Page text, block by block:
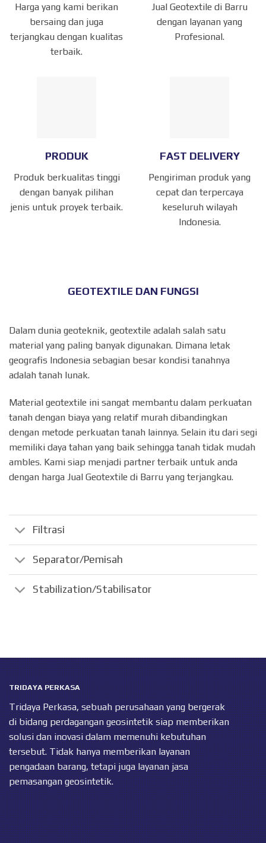
Harga yang kami berikan
bersaing dan juga
terjangkau dengan kualitas
terbaik.
Jual Geotextile di Barru
dengan layanan yang
Profesional.
PRODUK
Produk berkualitas tinggi
dengan banyak pilihan
jenis untuk proyek terbaik.
FAST DELIVERY
Pengiriman produk yang
cepat dan terpercaya
keseluruh wilayah
Indonesia.
GEOTEXTILE DAN FUNGSI
Dalam dunia geoteknik, geotextile adalah salah satu
material yang paling banyak digunakan. Dimana letak
geografis Indonesia sebagian besar kondisi tanahnya
adalah tanah lunak.
Material geotextile ini sangat membantu dalam perkuatan
tanah dengan biaya yang relatif murah dibandingkan
dengan metode perkuatan tanah lainnya. Selain itu dari segi
memiliki daya tahan yang baik sehingga tanah tidak mudah
ambles. Kami siap menjadi partner terbaik untuk anda
dengan harga Jual Geotextile di Barru yang terjangkau.
Filtrasi
Separator/Pemisah
Stabilization/Stabilisator
TRIDAYA PERKASA
Tridaya Perkasa, sebuah perusahaan yang bergerak
di bidang perdagangan geosintetik siap memberikan
solusi dan inovasi dalam memenuhi kebutuhan
tersebut. Tidak hanya memberikan layanan
pengadaan barang, tetapi juga layanan jasa
pemasangan geosintetik.